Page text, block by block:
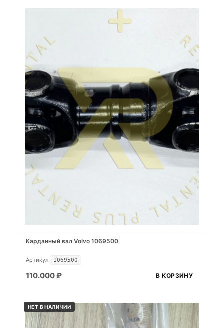
Карданный вал Volvo 1069500
Артикул: 1069500
110.000₽ В КОРЗИНУ
НЕТ В НАЛИЧИИ